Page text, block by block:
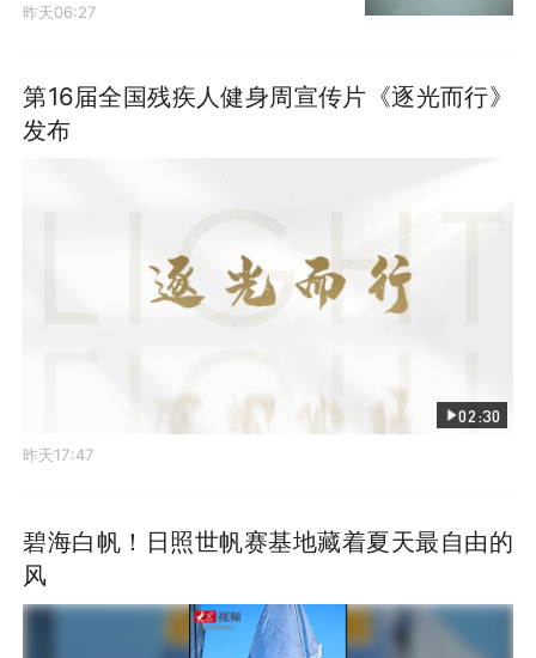
昨天06:27
第16届全国残疾人健身周宣传片《逐光而行》
发布
02:30
昨天17:47
碧海白帆！日照世帆赛基地藏着夏天最自由的
风